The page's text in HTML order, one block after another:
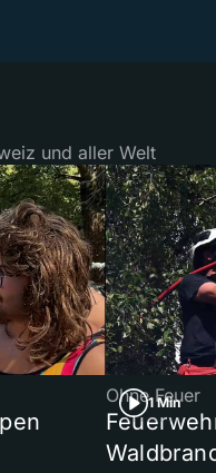
und aller Welt
1 Min
Ohne Feuer